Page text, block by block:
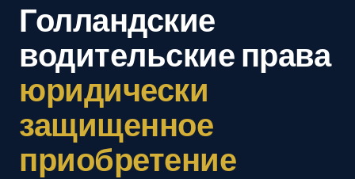
Голландские
водительские права
юридически
защищенное
приобретение